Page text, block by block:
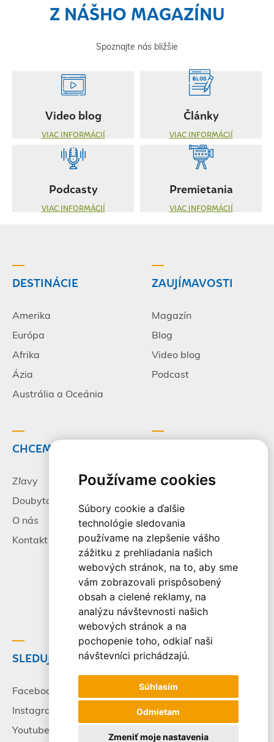
Používame cookies
Súbory cookie a ďalšie
technológie sledovania
používame na zlepšenie vášho
zážitku z prehliadania našich
webových stránok, na to, aby sme
vám zobrazovali prispôsobený
obsah a cielené reklamy, na
analýzu návštevnosti našich
webových stránok a na
pochopenie toho, odkiaľ naši
návštevníci prichádzajú.
Súhlasím
Odmietam
Zmeniť moje nastavenia
Z NÁŠHO MAGAZÍNU
Spoznajte nás bližšie
Video blog
VIAC INFORMÁCIÍ
Články
VIAC INFORMÁCIÍ
Podcasty
VIAC INFORMÁCIÍ
Premietania
VIAC INFORMÁCIÍ
DESTINÁCIE
Amerika
Európa
Afrika
Ázia
Austrália a Oceánia
ZAUJÍMAVOSTI
Magazín
Blog
Video blog
Podcast
CHCEM CESTOVAŤ
Zľavy
Doubytovanie
O nás
Kontakt
Pracovné príležitosti
Všeobecné zmluvné
podmienky
Alternatívne riešenie
sporov
Spracovanie osobných
údajov
SLEDUJTE NÁS
Facebook
Instagram
Youtube
Travel, s.r.o. Všetky práva
vyhradené.